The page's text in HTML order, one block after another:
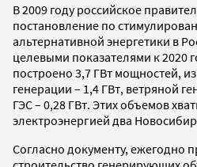
В 2009 году российское
постановление по
альтернативной энергетики в
целевыми показателями к 2020
построено 3,7 ГВт мощностей,
генерации – 1,4 ГВт, ветряной
ГЭС – 0,28 ГВт. Этих объемов
электроэнергией два
Согласно документу, ежегодно